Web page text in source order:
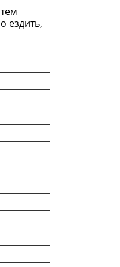
ездить,